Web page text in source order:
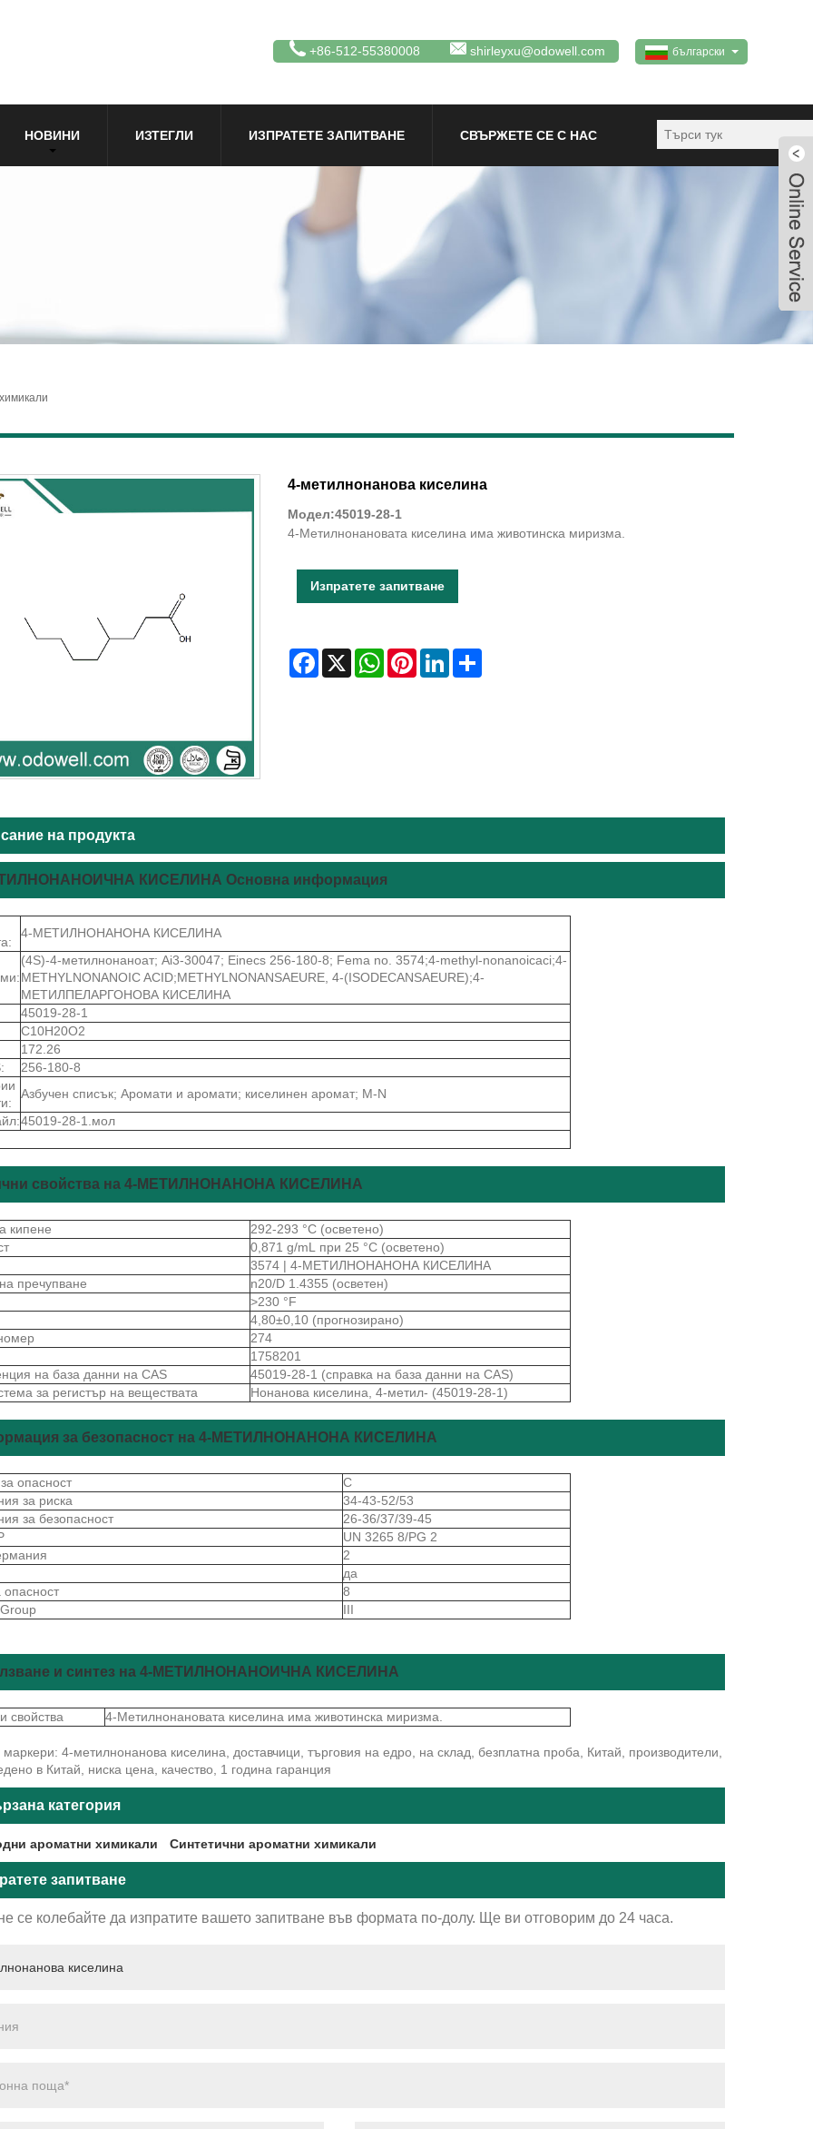
български
+86-512-55380008 shirleyxu@odowell.com
НОВИНИ ИЗТЕГЛИ ИЗПРАТЕТЕ ЗАПИТВАНЕ СВЪРЖЕТЕ СЕ С НАС
4-метилнонанова киселина
Модел:45019-28-1
4-Метилнонановата киселина има животинска миризма.
Изпратете запитване
Facebook
X WhatsAppPinterestLinkedInShare
на продукта
КИСЕЛИНА Основна информация
4-МЕТИЛНОНАНОНА КИСЕЛИНА
(4S)-4-метилнонаноат; Ai3-30047; Einecs 256-180-8; Fema no. 3574;4-methyl-nonanoicaci;4-
METHYLNONANOIC ACID;METHYLNONANSAEURE, 4-(ISODECANSAEURE);4-
МЕТИЛПЕЛАРГОНОВА КИСЕЛИНА
45019-28-1
C10H20O2
172.26
256-180-8
Азбучен списък; Аромати и аромати; киселинен аромат; M-N
45019-28-1.мол
свойства на 4-МЕТИЛНОНАНОНА КИСЕЛИНА
кипене
292-293 °C (осветено)
0,871 g/mL при 25 °C (осветено)
3574 | 4-МЕТИЛНОНАНОНА КИСЕЛИНА
пречупване
n20/D 1.4355 (осветен)
>230 °F
4,80±0,10 (прогнозирано)
274
1758201
на база данни на CAS
45019-28-1 (справка на база данни на CAS)
за регистър на веществата
Нонанова киселина, 4-метил- (45019-28-1)
за безопасност на 4-МЕТИЛНОНАНОНА КИСЕЛИНА
опасност
C
за риска
34-43-52/53
за безопасност
26-36/37/39-45
UN 3265 8/PG 2
2
да
опасност
8
III
и синтез на 4-МЕТИЛНОНАНОИЧНА КИСЕЛИНА
свойства 4-Метилнонановата киселина има животинска миризма.
4-метилнонанова киселина, доставчици, търговия на едро, на склад, безплатна проба, Китай, производители,
в Китай, ниска цена, качество, 1 година гаранция
категория
ароматни химикали Синтетични ароматни химикали
запитване
се колебайте да изпратите вашето запитване във формата по-долу. Ще ви отговорим до 24 часа.